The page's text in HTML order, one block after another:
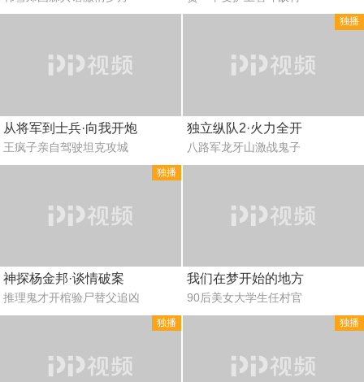
从将军到士兵·向我开炮
王疯子亲自驾驶坦克攻城
独立纵队2·火力全开
八路军龙牙山激战鬼子
独播
神探杨金邦·谈情破案
推理鬼才开棺验尸替父追凶
独播
我们在梦开始的地方
90后美女大学生任村官
独播 独播